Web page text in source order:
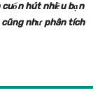
hút nhiều bạn
như phân tích